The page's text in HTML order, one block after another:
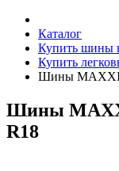
Каталог
Купить шины
Купить
Шины
Шины
R18